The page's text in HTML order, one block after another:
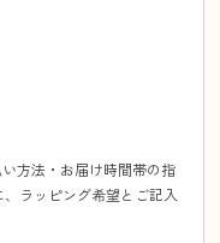
方法・お届け時間帯の指
ラッピング希望とご記入